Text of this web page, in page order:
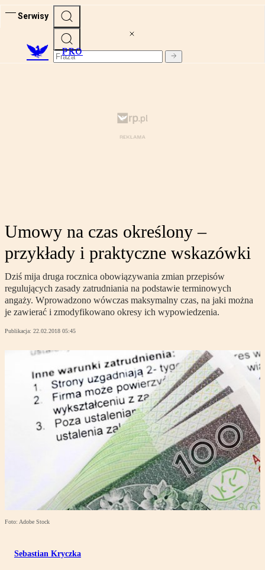
Serwisy
PRO
Umowy na czas określony –
przykłady i praktyczne wskazówki
Dziś mija druga rocznica obowiązywania zmian przepisów
regulujących zasady zatrudniania na podstawie terminowych
angaży. Wprowadzono wówczas maksymalny czas, na jaki można
je zawierać i zmodyfikowano okresy ich wypowiedzenia.
Publikacja: 22.02.2018 05:45
Foto: Adobe Stock
Sebastian Kryczka